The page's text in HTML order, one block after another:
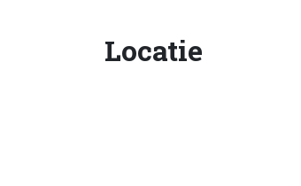
Locatie